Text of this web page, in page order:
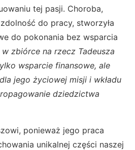
tej pasji. Choroba,
do pracy, stworzyła
do pokonania bez wsparcia
w zbiórce na rzecz Tadeusza
wsparcie finansowe, ale
jego życiowej misji i wkładu
dziedzictwa
ponieważ jego praca
unikalnej części naszej